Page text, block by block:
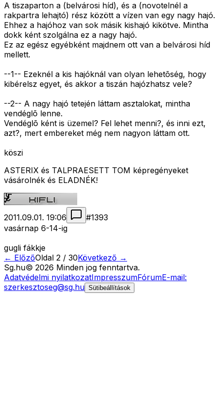
A tiszaparton a (belvárosi híd), és a (novotelnél a
rakpartra lehajtó) rész között a vízen van egy nagy hajó.
Ehhez a hajóhoz van sok másik kishajó kikötve. Mintha
dokk ként szolgálna ez a nagy hajó.
Ez az egész egyébként majdnem ott van a belvárosi híd
mellett.
--1-- Ezeknél a kis hajóknál van olyan lehetõség, hogy
kibérelsz egyet, és akkor a tiszán hajózhatsz vele?
--2-- A nagy hajó tetején láttam asztalokat, mintha
vendéglõ lenne.
Vendéglõ ként is üzemel? Fel lehet menni?, és inni ezt,
azt?, mert embereket még nem nagyon láttam ott.
köszi
ASTERIX és TALPRAESETT TOM képregényeket
vásárolnék és ELADNÉK!
2011.09.01. 19:06 #1393
vasárnap 6-14-ig
gugli fákkje
← ElőzőOldal 2 / 30Következő →
Sg.hu© 2026 Minden jog fenntartva.
Adatvédelmi nyilatkozatImpresszumFórumE-mail:
szerkesztoseg@sg.hu Sütibeállítások